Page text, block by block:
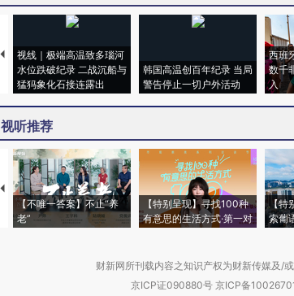
视线｜极端高温致多瑙河
水位跌破纪录 二战沉船与
猛犸象化石接连露出
韩国高温创百年纪录 当局
警告停止一切户外活动
西班
数千
入
视听推荐
【不唯一答案】不止“养
老”
【特别呈现】寻找100种
有意思的生活方式·第一对
【特
索葡
财新网所刊载内容之知识产权为财新传媒及/
京ICP证090880号 京ICP备